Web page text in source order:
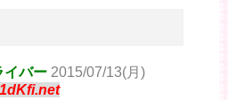
イバー 2015/07/13(月)